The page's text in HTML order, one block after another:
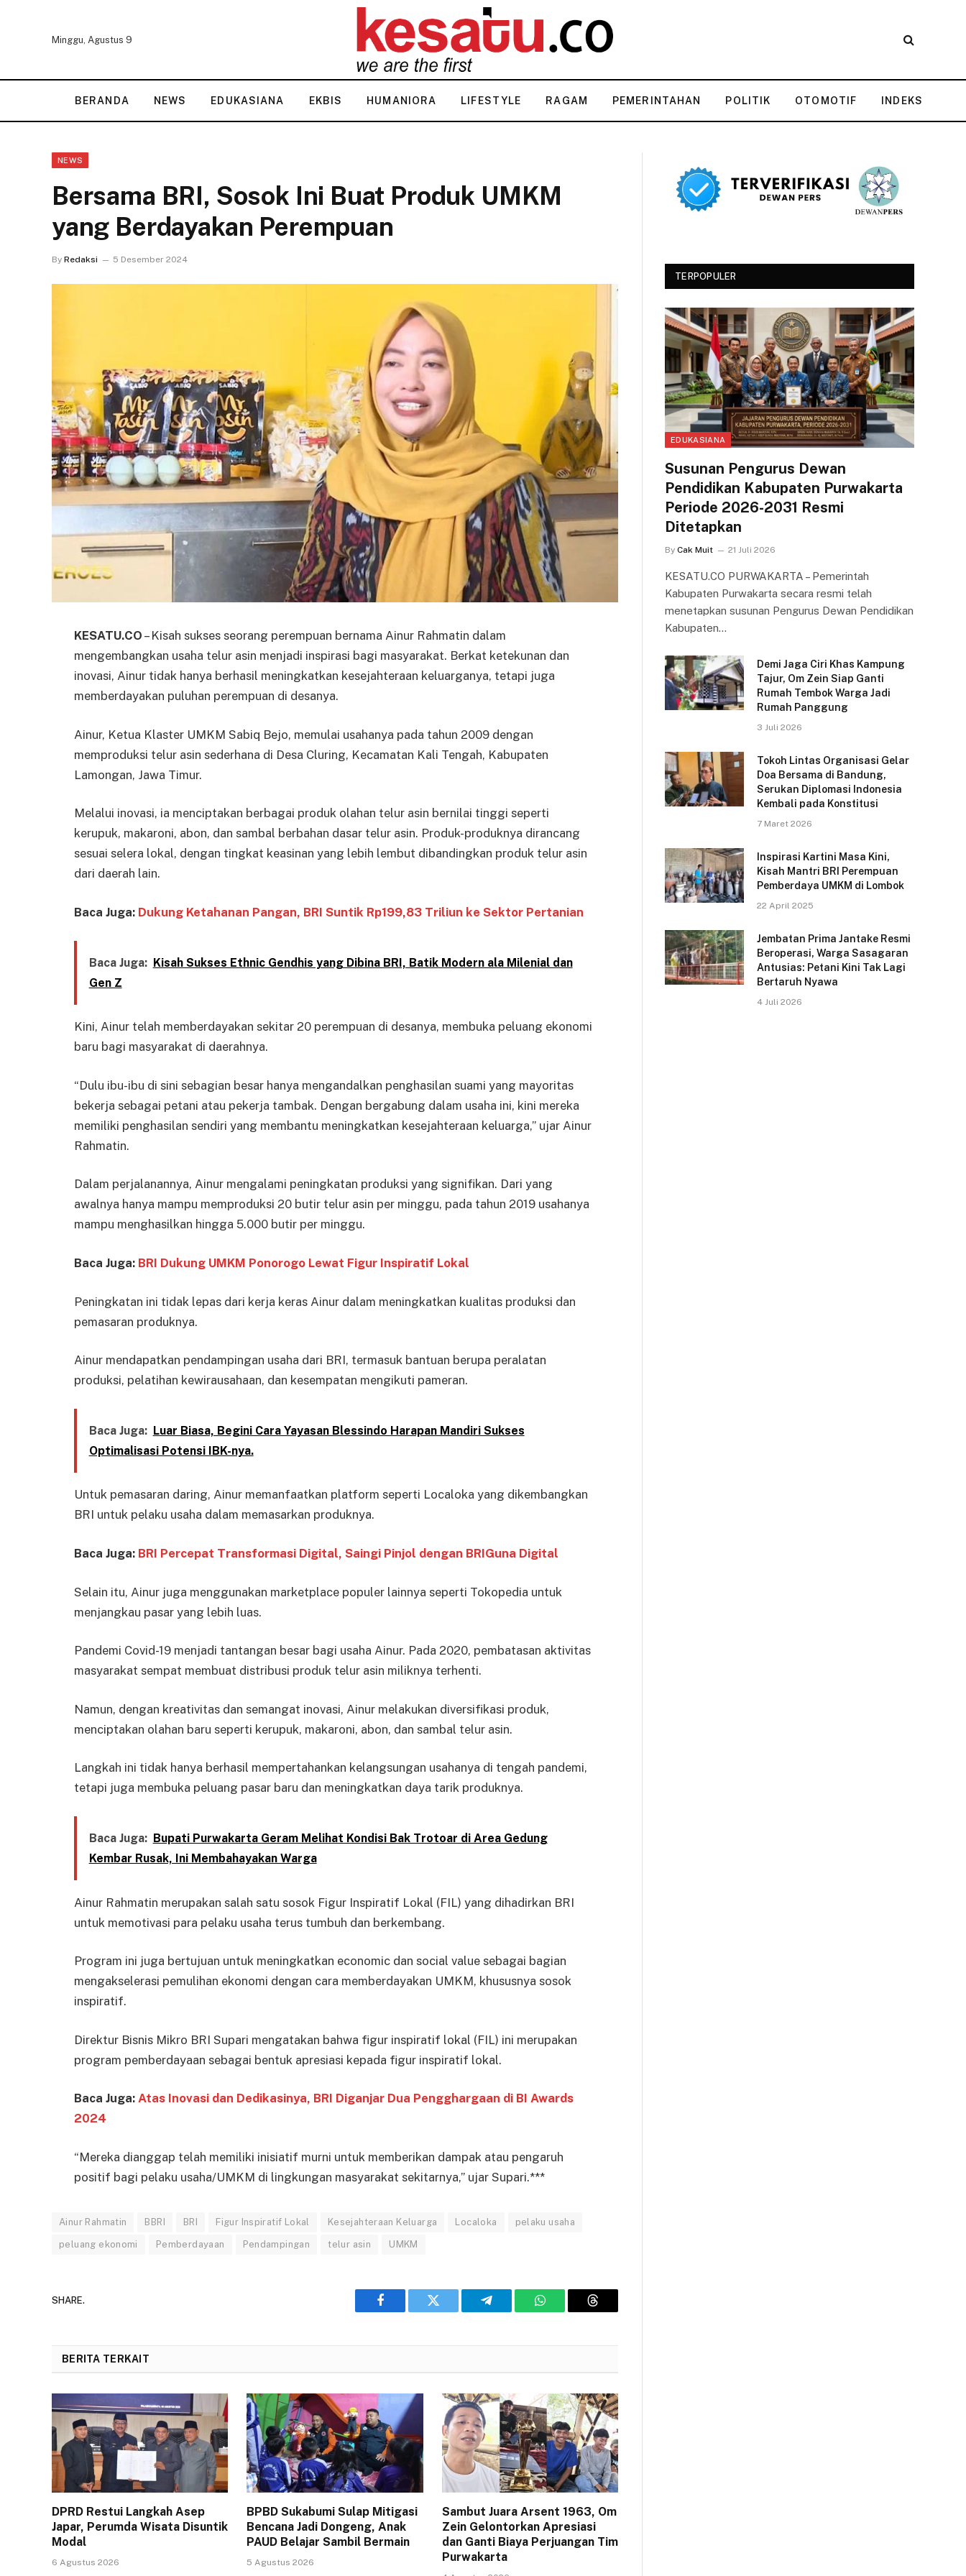
Minggu, Agustus 9
BERANDA NEWS EDUKASIANA EKBIS HUMANIORA LIFESTYLE RAGAM PEMERINTAHAN POLITIK OTOMOTIF INDEKS
NEWS
Bersama BRI, Sosok Ini Buat Produk UMKM
yang Berdayakan Perempuan
By Redaksi 5 Desember 2024
KESATU.CO – Kisah sukses seorang perempuan bernama Ainur Rahmatin dalam
mengembangkan usaha telur asin menjadi inspirasi bagi masyarakat. Berkat ketekunan dan
inovasi, Ainur tidak hanya berhasil meningkatkan kesejahteraan keluarganya, tetapi juga
memberdayakan puluhan perempuan di desanya.
Ainur, Ketua Klaster UMKM Sabiq Bejo, memulai usahanya pada tahun 2009 dengan
memproduksi telur asin sederhana di Desa Cluring, Kecamatan Kali Tengah, Kabupaten
Lamongan, Jawa Timur.
Melalui inovasi, ia menciptakan berbagai produk olahan telur asin bernilai tinggi seperti
kerupuk, makaroni, abon, dan sambal berbahan dasar telur asin. Produk-produknya dirancang
sesuai selera lokal, dengan tingkat keasinan yang lebih lembut dibandingkan produk telur asin
dari daerah lain.
Baca Juga: Dukung Ketahanan Pangan, BRI Suntik Rp199,83 Triliun ke Sektor Pertanian
Baca Juga: Kisah Sukses Ethnic Gendhis yang Dibina BRI, Batik Modern ala Milenial dan
Gen Z
Kini, Ainur telah memberdayakan sekitar 20 perempuan di desanya, membuka peluang ekonomi
baru bagi masyarakat di daerahnya.
“Dulu ibu-ibu di sini sebagian besar hanya mengandalkan penghasilan suami yang mayoritas
bekerja sebagai petani atau pekerja tambak. Dengan bergabung dalam usaha ini, kini mereka
memiliki penghasilan sendiri yang membantu meningkatkan kesejahteraan keluarga,” ujar Ainur
Rahmatin.
Dalam perjalanannya, Ainur mengalami peningkatan produksi yang signifikan. Dari yang
awalnya hanya mampu memproduksi 20 butir telur asin per minggu, pada tahun 2019 usahanya
mampu menghasilkan hingga 5.000 butir per minggu.
Baca Juga: BRI Dukung UMKM Ponorogo Lewat Figur Inspiratif Lokal
Peningkatan ini tidak lepas dari kerja keras Ainur dalam meningkatkan kualitas produksi dan
pemasaran produknya.
Ainur mendapatkan pendampingan usaha dari BRI, termasuk bantuan berupa peralatan
produksi, pelatihan kewirausahaan, dan kesempatan mengikuti pameran.
Baca Juga:
Luar Biasa, Begini Cara Yayasan Blessindo Harapan Mandiri Sukses
Optimalisasi Potensi IBK-nya.
Untuk pemasaran daring, Ainur memanfaatkan platform seperti Localoka yang dikembangkan
BRI untuk pelaku usaha dalam memasarkan produknya.
Baca Juga: BRI Percepat Transformasi Digital, Saingi Pinjol dengan BRIGuna Digital
Selain itu, Ainur juga menggunakan marketplace populer lainnya seperti Tokopedia untuk
menjangkau pasar yang lebih luas.
Pandemi Covid-19 menjadi tantangan besar bagi usaha Ainur. Pada 2020, pembatasan aktivitas
masyarakat sempat membuat distribusi produk telur asin miliknya terhenti.
Namun, dengan kreativitas dan semangat inovasi, Ainur melakukan diversifikasi produk,
menciptakan olahan baru seperti kerupuk, makaroni, abon, dan sambal telur asin.
Langkah ini tidak hanya berhasil mempertahankan kelangsungan usahanya di tengah pandemi,
tetapi juga membuka peluang pasar baru dan meningkatkan daya tarik produknya.
Baca Juga:
Bupati Purwakarta Geram Melihat Kondisi Bak Trotoar di Area Gedung
Kembar Rusak, Ini Membahayakan Warga
Ainur Rahmatin merupakan salah satu sosok Figur Inspiratif Lokal (FIL) yang dihadirkan BRI
untuk memotivasi para pelaku usaha terus tumbuh dan berkembang.
Program ini juga bertujuan untuk meningkatkan economic dan social value sebagai bagian
mengakselerasi pemulihan ekonomi dengan cara memberdayakan UMKM, khususnya sosok
inspiratif.
Direktur Bisnis Mikro BRI Supari mengatakan bahwa figur inspiratif lokal (FIL) ini merupakan
program pemberdayaan sebagai bentuk apresiasi kepada figur inspiratif lokal.
Baca Juga: Atas Inovasi dan Dedikasinya, BRI Diganjar Dua Pengghargaan di BI Awards
2024
“Mereka dianggap telah memiliki inisiatif murni untuk memberikan dampak atau pengaruh
positif bagi pelaku usaha/UMKM di lingkungan masyarakat sekitarnya,” ujar Supari.***
Ainur Rahmatin BBRI BRI Figur Inspiratif Lokal Kesejahteraan Keluarga Localoka pelaku usaha
peluang ekonomi Pemberdayaan Pendampingan telur asin UMKM
SHARE.
Facebook Twitter Telegram WhatsAppThreads
BERITA TERKAIT
DPRD Restui Langkah Asep
Japar, Perumda Wisata Disuntik
Modal
6 Agustus 2026
BPBD Sukabumi Sulap Mitigasi
Bencana Jadi Dongeng, Anak
PAUD Belajar Sambil Bermain
5 Agustus 2026
Sambut Juara Arsent 1963, Om
Zein Gelontorkan Apresiasi
dan Ganti Biaya Perjuangan Tim
Purwakarta
TERPOPULER
EDUKASIANA
Susunan Pengurus Dewan
Pendidikan Kabupaten Purwakarta
Periode 2026-2031 Resmi
Ditetapkan
By Cak Muit 21 Juli 2026
KESATU.CO PURWAKARTA – Pemerintah
Kabupaten Purwakarta secara resmi telah
menetapkan susunan Pengurus Dewan Pendidikan
Kabupaten…
Demi Jaga Ciri Khas Kampung
Tajur, Om Zein Siap Ganti
Rumah Tembok Warga Jadi
Rumah Panggung
3 Juli 2026
Tokoh Lintas Organisasi Gelar
Doa Bersama di Bandung,
Serukan Diplomasi Indonesia
Kembali pada Konstitusi
7 Maret 2026
Inspirasi Kartini Masa Kini,
Kisah Mantri BRI Perempuan
Pemberdaya UMKM di Lombok
22 April 2025
Jembatan Prima Jantake Resmi
Beroperasi, Warga Sasagaran
Antusias: Petani Kini Tak Lagi
Bertaruh Nyawa
4 Juli 2026